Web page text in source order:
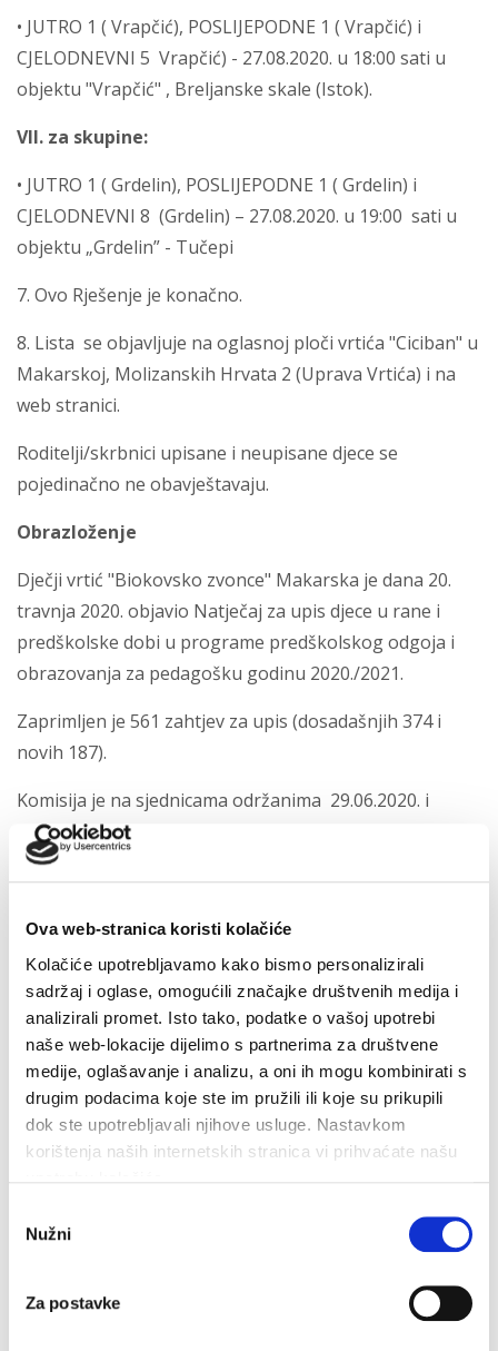
Ova web-stranica koristi kolačiće
Kolačiće upotrebljavamo kako bismo personalizirali
sadržaj i oglase, omogućili značajke društvenih medija i
analizirali promet. Isto tako, podatke o vašoj upotrebi
naše web-lokacije dijelimo s partnerima za društvene
medije, oglašavanje i analizu, a oni ih mogu kombinirati s
drugim podacima koje ste im pružili ili koje su prikupili
dok ste upotrebljavali njihove usluge. Nastavkom
korištenja naših internetskih stranica vi prihvaćate našu
pristanka
Nužni
Za postavke
• JUTRO 1 ( Vrapčić), POSLIJEPODNE 1 ( Vrapčić) i
CJELODNEVNI 5 Vrapčić) - 27.08.2020. u 18:00 sati u
objektu "Vrapčić" , Breljanske skale (Istok).
VII. za skupine:
• JUTRO 1 ( Grdelin), POSLIJEPODNE 1 ( Grdelin) i
CJELODNEVNI 8 (Grdelin) – 27.08.2020. u 19:00 sati u
objektu „Grdelin” - Tučepi
7. Ovo Rješenje je konačno.
8. Lista se objavljuje na oglasnoj ploči vrtića "Ciciban" u
Makarskoj, Molizanskih Hrvata 2 (Uprava Vrtića) i na
web stranici.
Roditelji/skrbnici upisane i neupisane djece se
pojedinačno ne obavještavaju.
Obrazloženje
Dječji vrtić "Biokovsko zvonce" Makarska je dana 20.
travnja 2020. objavio Natječaj za upis djece u rane i
predškolske dobi u programe predškolskog odgoja i
obrazovanja za pedagošku godinu 2020./2021.
Zaprimljen je 561 zahtjev za upis (dosadašnjih 374 i
novih 187).
Komisija je na sjednicama održanima 29.06.2020. i
30.06.2020. razmatrala zaprimljene zahtjeve i
30.06.2020.utvrdila Listu upisane i neupisane djece za
). Lista je objavljena 06.07.2020. na web stranici Dječjeg
vrtića "Biokovsko zvonce" Makarska.
Po isteku žalbenog roka Upravno vijeće Dječjeg vrtića
je na sjednici održanoj dana 27.07.2020.odlučilo kao u
dispozitivu.
Predsjednik Upravnog vijeća:
Joško Kosović
Protiv ovog Rješenja ne može se izjaviti žalba već se
može pokrenuti upravni spor.Tužba se podnosi
nadležnom upravnom sudu u roku od 30 dana od